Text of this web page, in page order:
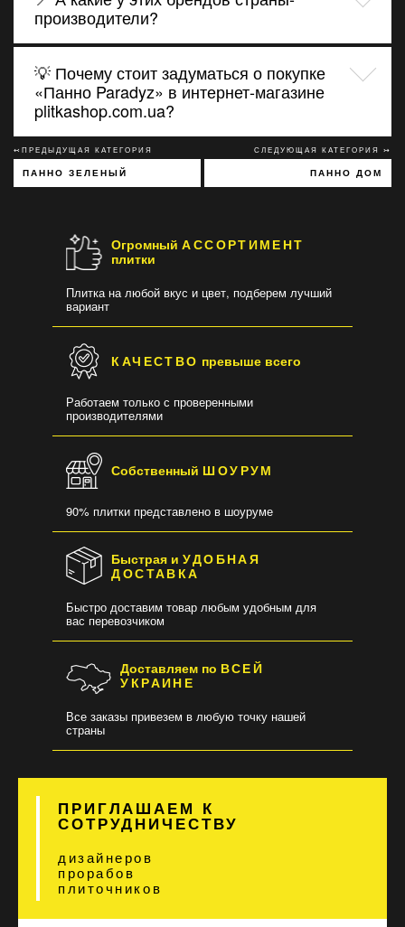
производители?
💡 Почему стоит задуматься о покупке
«Панно Paradyz» в интернет-магазине
plitkashop.com.ua?
↢ПРЕДЫДУЩАЯ КАТЕГОРИЯ
ПАННО ЗЕЛЕНЫЙ
СЛЕДУЮЩАЯ КАТЕГОРИЯ ↣
ПАННО ДОМ
ОгромныйАССОРТИМЕНТ
плитки
Плитка на любой вкус и цвет, подберем лучший
вариант
КАЧЕСТВО превыше всего
Работаем только с проверенными
производителями
Собственный ШОУРУМ
90% плитки представлено в шоуруме
Быстрая иУДОБНАЯ
ДОСТАВКА
Быстро доставим товар любым удобным для
вас перевозчиком
Доставляем по ВСЕЙ
УКРАИНЕ
Все заказы привезем в любую точку нашей
страны
ПРИГЛАШАЕМ К
СОТРУДНИЧЕСТВУ
дизайнеров
прорабов
плиточников